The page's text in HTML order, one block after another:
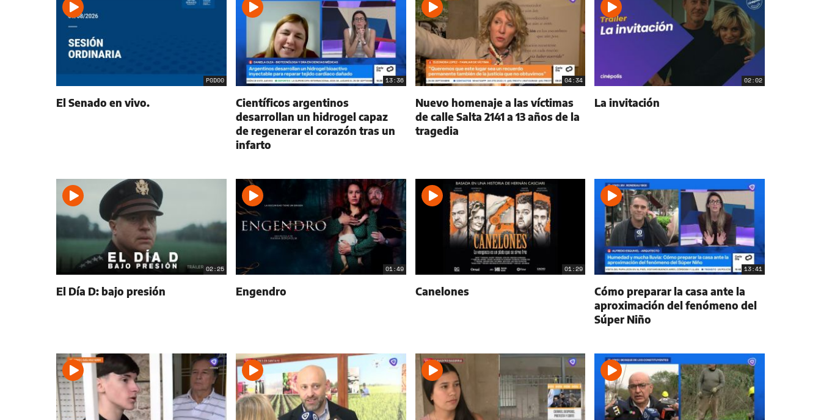
P0D00
El Senado en vivo.
13:36
Científicos argentinos
desarrollan un hidrogel capaz
de regenerar el corazón tras un
infarto
04:34
Nuevo homenaje a las víctimas
de calle Salta 2141 a 13 años de la
tragedia
02:02
La invitación
02:25
El Día D: bajo presión
01:49
Engendro
01:29
Canelones
13:41
Cómo preparar la casa ante la
aproximación del fenómeno del
Súper Niño